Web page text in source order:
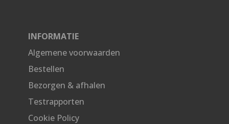
INFORMATIE
Algemene voorwaarden
Bestellen
Bezorgen & afhalen
Testrapporten
Cookie Policy